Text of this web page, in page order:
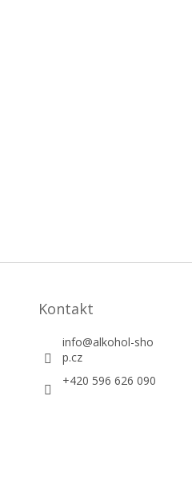
Kontakt
info@alkohol-sho
p.cz
+420 596 626 090